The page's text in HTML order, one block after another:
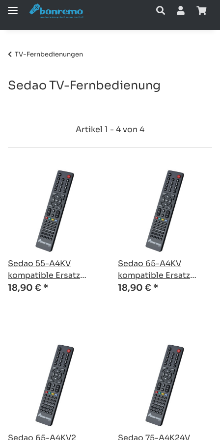
TV-Fernbedienungen
Sedao TV-Fernbedienung
Artikel 1 - 4 von 4
Sedao 55-A4KV
kompatible Ersatz
Fernbedienung
18,90 € *
Sedao 65-A4KV
kompatible Ersatz
Fernbedienung
18,90 € *
Sedao 65-A4KV2
Sedao 75-A4K24V